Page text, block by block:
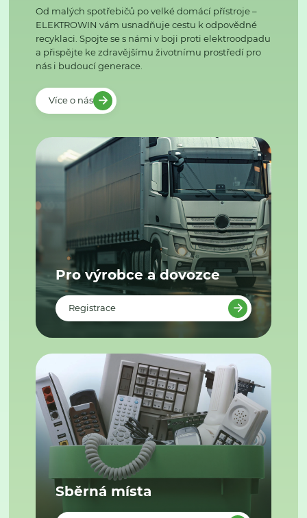
Od malých spotřebičů po velké domácí přístroje –
ELEKTROWIN vám usnadňuje cestu k odpovědné
recyklaci. Spojte se s námi v boji proti elektroodpadu
a přispějte ke zdravějšímu životnímu prostředí pro
nás i budoucí generace.
Více o nás
Pro výrobce a dovozce
Registrace
Sběrná místa